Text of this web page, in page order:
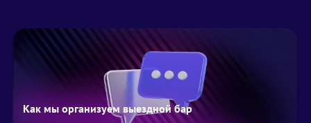
Как мы организуем выездной бар